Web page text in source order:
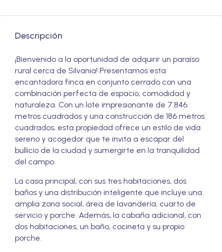
Descripción
¡Bienvenido a la oportunidad de adquirir un paraíso
rural cerca de Silvania! Presentamos esta
encantadora finca en conjunto cerrado con una
combinación perfecta de espacio, comodidad y
naturaleza. Con un lote impresionante de 7.846
metros cuadrados y una construcción de 186 metros
cuadrados, esta propiedad ofrece un estilo de vida
sereno y acogedor que te invita a escapar del
bullicio de la ciudad y sumergirte en la tranquilidad
del campo.
La casa principal, con sus tres habitaciones, dos
baños y una distribución inteligente que incluye una
amplia zona social, área de lavandería, cuarto de
servicio y porche. Además, la cabaña adicional, con
dos habitaciones, un baño, cocineta y su propio
porche.